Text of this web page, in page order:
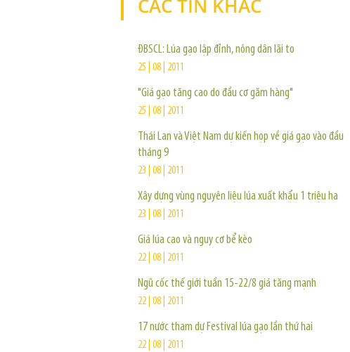
CÁC TIN KHÁC
ĐBSCL: Lúa gạo lập đỉnh, nông dân lãi to
25 | 08 | 2011
"Giá gạo tăng cao do đầu cơ găm hàng"
25 | 08 | 2011
Thái Lan và Việt Nam dự kiến họp về giá gạo vào đầu
tháng 9
23 | 08 | 2011
Xây dựng vùng nguyên liệu lúa xuất khẩu 1 triệu ha
23 | 08 | 2011
Giá lúa cao và nguy cơ bể kèo
22 | 08 | 2011
Ngũ cốc thế giới tuần 15-22/8 giá tăng mạnh
22 | 08 | 2011
17 nước tham dự Festival lúa gạo lần thứ hai
22 | 08 | 2011